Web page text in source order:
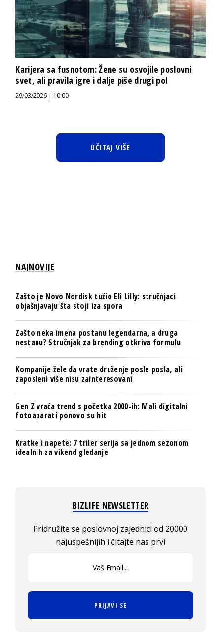
Karijera sa fusnotom: Žene su osvojile poslovni
svet, ali pravila igre i dalje piše drugi pol
29/03/2026 | 10:00
UČITAJ VIŠE
NAJNOVIJE
Zašto je Novo Nordisk tužio Eli Lilly: stručnjaci
objašnjavaju šta stoji iza spora
Zašto neka imena postanu legendarna, a druga
nestanu? Stručnjak za brending otkriva formulu
Kompanije žele da vrate druženje posle posla, ali
zaposleni više nisu zainteresovani
Gen Z vraća trend s početka 2000-ih: Mali digitalni
fotoaparati ponovo su hit
Kratke i napete: 7 triler serija sa jednom sezonom
idealnih za vikend gledanje
BIZLIFE NEWSLETTER
Pridružite se poslovnoj zajednici od 20000
najuspešnijih i čitajte nas prvi
PRIJAVI SE